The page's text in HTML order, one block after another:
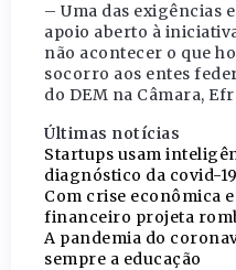
– Uma das exigências
apoio aberto à
não acontecer o que
socorro aos entes
do DEM na Câmara,
Últimas notícias
Startups usam
diagnóstico da covid-19
Com crise econômica
financeiro projeta
A pandemia do
sempre a educação